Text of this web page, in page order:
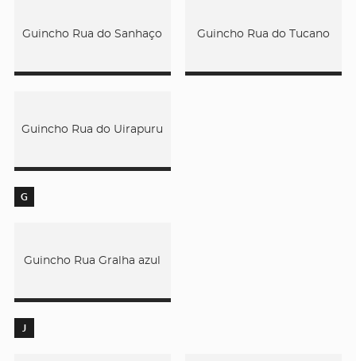
Guincho Rua do Sanhaço Guincho Rua do Tucano
Guincho Rua do Uirapuru
G
Guincho Rua Gralha azul
J